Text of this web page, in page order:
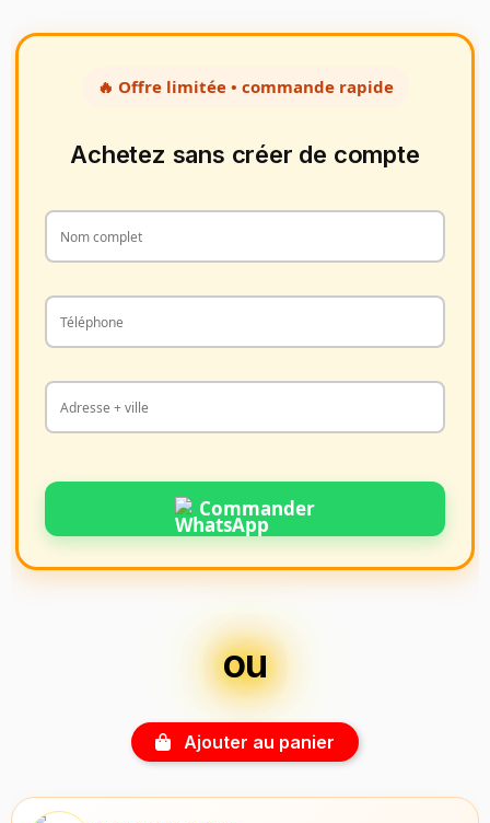
🔥 Offre limitée • commande rapide
Achetez sans créer de compte
Commander
ou
Ajouter au panier